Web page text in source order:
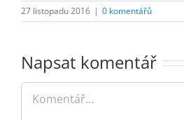
27 listopadu 2016 | 0 komentářů
Napsat komentář
Komentář